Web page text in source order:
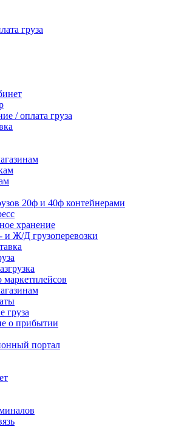
груза
/ оплата груза
20ф и 40ф контейнерами
хранение
и Ж/Д грузоперевозки
маркетплейсов
груза
о прибытии
портал